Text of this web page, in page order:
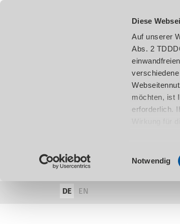
Diese
Auf unserer
Abs. 2
möchten, ist
erforderlich.
Notwendig
DE EN